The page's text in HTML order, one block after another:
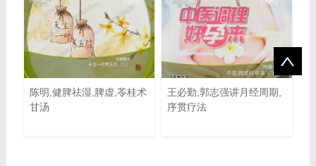
陈明,健脾祛湿,脾虚,苓桂术
甘汤
王必勤,郭志强讲月经周期,
序贯疗法